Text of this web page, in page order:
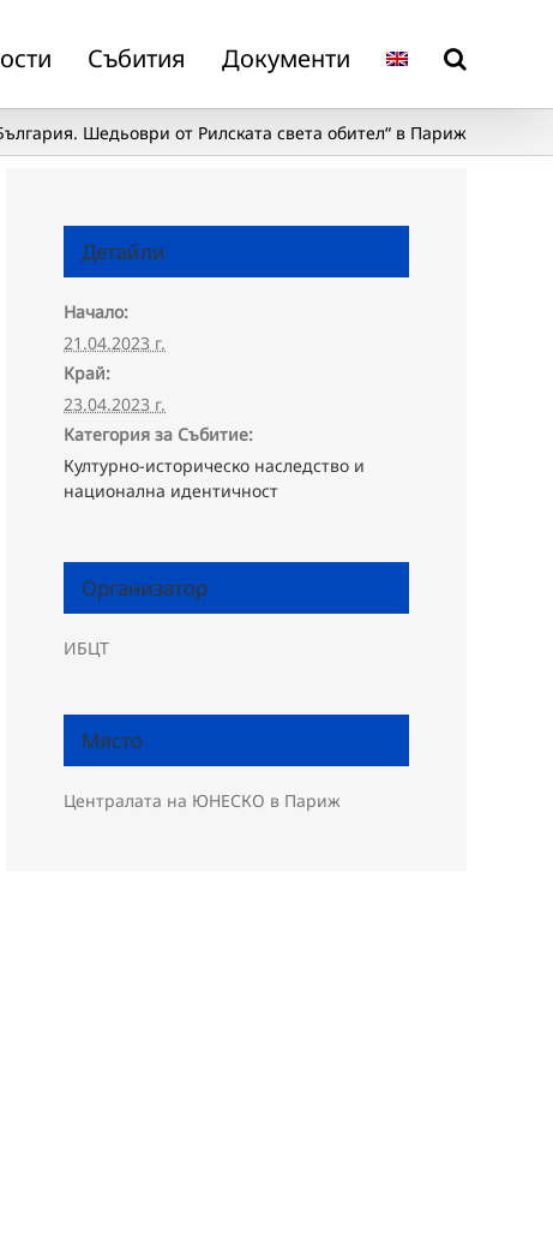
Събития Документи
Шедьоври от Рилската света обител“ в Париж
Детайли
Начало:
21.04.2023 г.
Край:
23.04.2023 г.
Категория за Събитие:
Културно-историческо наследство и
национална идентичност
Организатор
ИБЦТ
Място
Централата на ЮНЕСКО в Париж